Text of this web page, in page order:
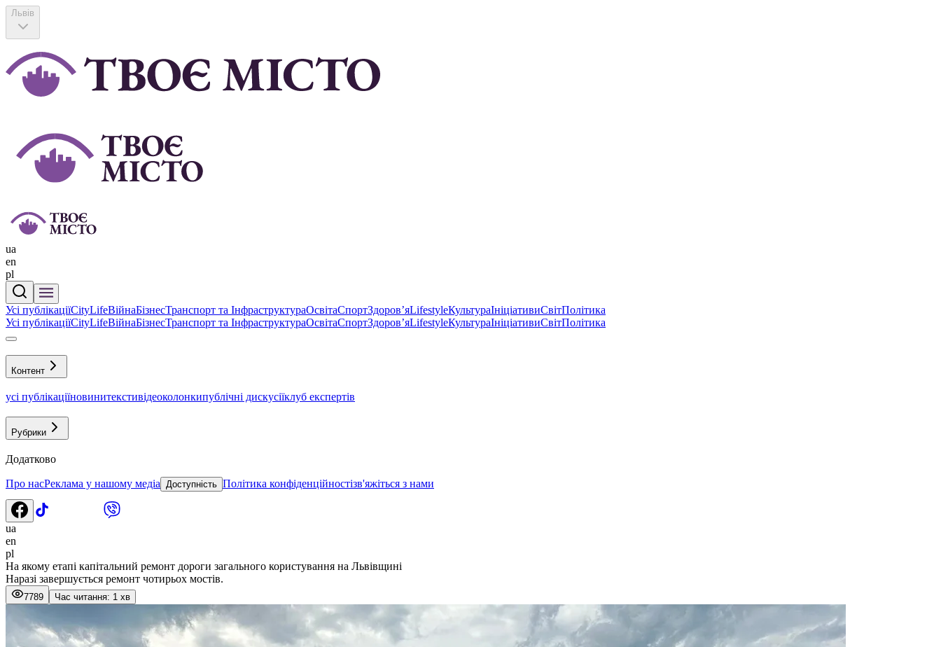
Львів
ua
en
pl
Усі публікаціїCityLifeВійнаБізнесТранспорт та ІнфраструктураОсвітаСпортЗдоровʼяLifestyleКультураІніціативиСвітПолітика
Усі публікаціїCityLifeВійнаБізнесТранспорт та ІнфраструктураОсвітаСпортЗдоровʼяLifestyleКультураІніціативиСвітПолітика
Контент
усі публікаціїновинитекстивідеоколонкипублічні дискусіїклуб експертів
Рубрики
Додатково
Про насРеклама у нашому медіа Доступність Політика конфіденційностізв'яжіться з нами
ua
en
pl
На якому етапі капітальний ремонт дороги загального користування на Львівщині
Наразі завершується ремонт чотирьох мостів.
7789 Час читання: 1 хв